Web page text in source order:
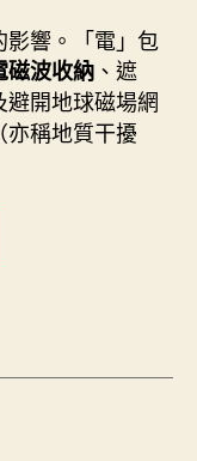
響。「電」包
磁波收納 、遮
避開地球磁場網
（亦稱地質干擾